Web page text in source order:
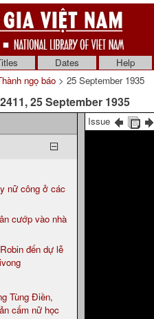
Dates
Help
ngọ báo > 25 September 1935
25 September 1935
nữ công ở các
cướp vào nhà
đến dự lễ
Tùng Điền,
cấm nữ học
Issue